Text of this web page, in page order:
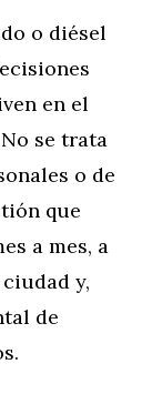
o diésel
en el
se trata
o de
que
a mes, a
y,
de